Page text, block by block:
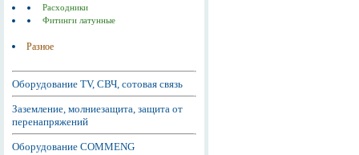
Расходники
Фитинги латунные
Разное
Оборудование TV, СВЧ, сотовая связь
Заземление, молниезащита, защита от
перенапряжений
Оборудование COMMENG